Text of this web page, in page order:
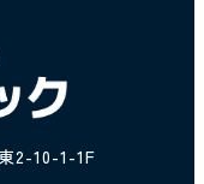
2-10-1-1F